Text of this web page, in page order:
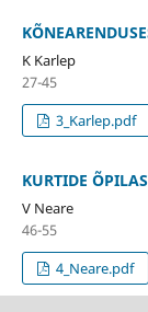
K Karlep
27-45
3_Karlep.pdf
KURTIDE
V Neare
46-55
4_Neare.pdf